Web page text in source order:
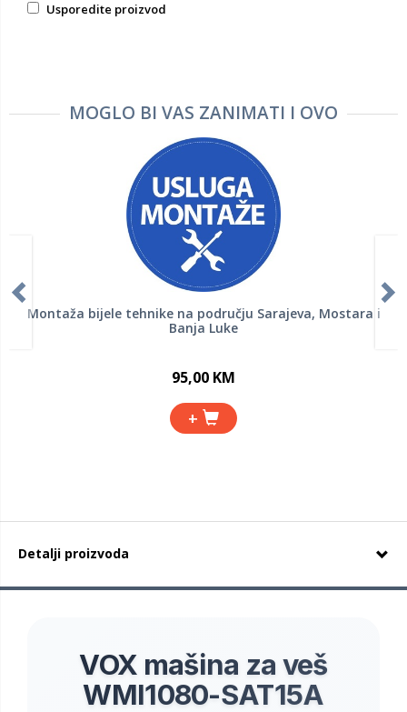
Usporedite proizvod
MOGLO BI VAS ZANIMATI I OVO
Montaža bijele tehnike na području Sarajeva, Mostara i
Banja Luke
95,00 KM
+
Detalji proizvoda
VOX mašina za veš
WMI1080-SAT15A